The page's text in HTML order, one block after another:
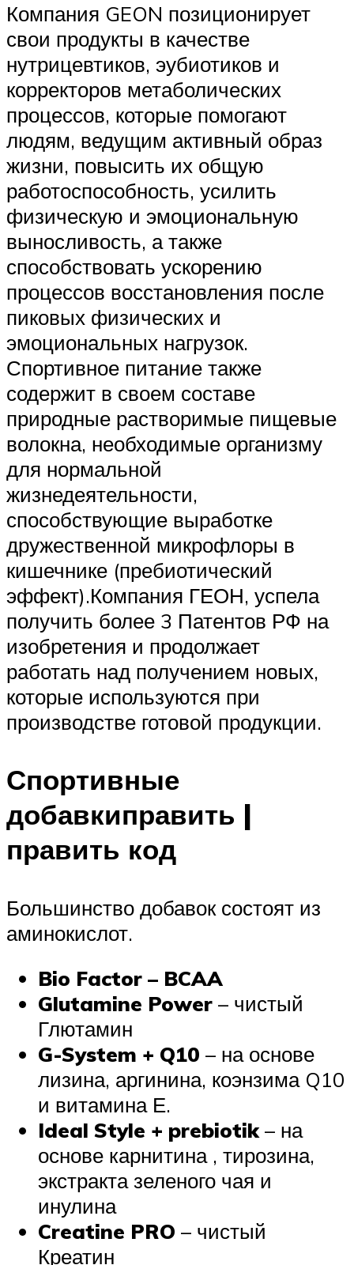
Компания GEON позиционирует
свои продукты в качестве
нутрицевтиков, эубиотиков и
корректоров метаболических
процессов, которые помогают
людям, ведущим активный образ
жизни, повысить их общую
работоспособность, усилить
физическую и эмоциональную
выносливость, а также
способствовать ускорению
процессов восстановления после
пиковых физических и
эмоциональных нагрузок.
Спортивное питание также
содержит в своем составе
природные растворимые пищевые
волокна, необходимые организму
для нормальной
жизнедеятельности,
способствующие выработке
дружественной микрофлоры в
кишечнике (пребиотический
эффект).Компания ГЕОН, успела
получить более 3 Патентов РФ на
изобретения и продолжает
работать над получением новых,
которые используются при
производстве готовой продукции.
Спортивные
добавкиправить |
править код
Большинство добавок состоят из
аминокислот.
Bio Factor – BCAA
Glutamine Power – чистый
Глютамин
G-System + Q10 – на основе
лизина, аргинина, коэнзима Q10
и витамина Е.
Ideal Style + prebiotik– на
основе карнитина , тирозина,
экстракта зеленого чая и
инулина
Creatine PRO – чистый
Креатин